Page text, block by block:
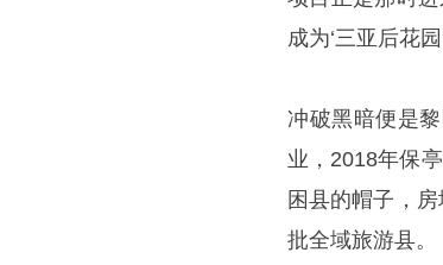
成为‘三亚后花园
冲破黑暗便是
业，2018年保
困县的帽子，
批全域旅游县。